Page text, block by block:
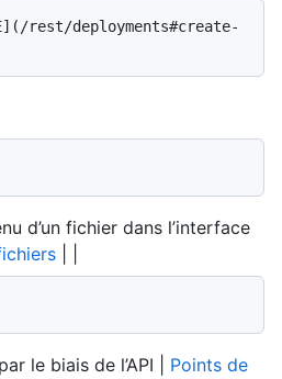
d’un fichier dans l’interface
le biais de l’API | Points de